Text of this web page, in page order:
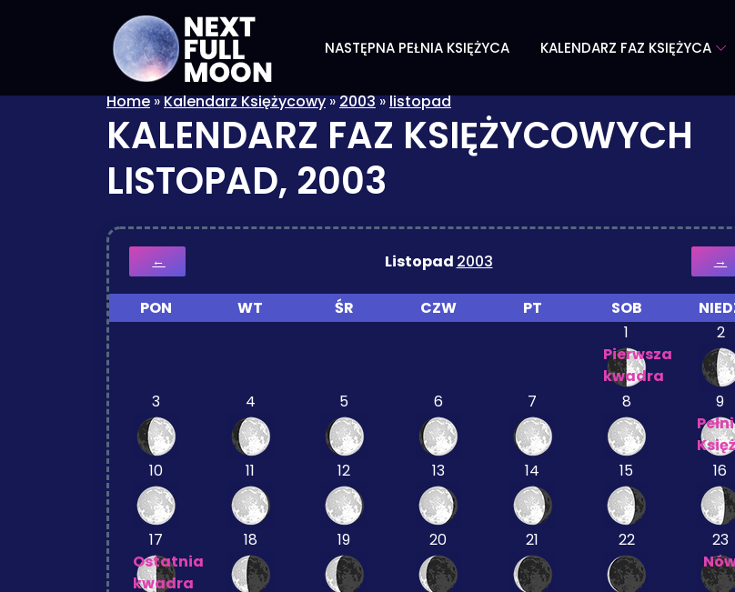
NASTĘPNA PEŁNIA KSIĘŻYCA KALENDARZ FAZ KSIĘŻYCA
Home»Kalendarz Księżycowy»2003»listopad
KALENDARZ FAZ KSIĘŻYCOWYCH
LISTOPAD, 2003
← Listopad 2003 →
PON WT ŚR CZW PT SOB
1
Pierwsza
kwadra
2
3 4 5 6 7 8
9
10
11 12 13 14 15 16
17
Ostatnia
kwadra
18 19 20 21 22
23